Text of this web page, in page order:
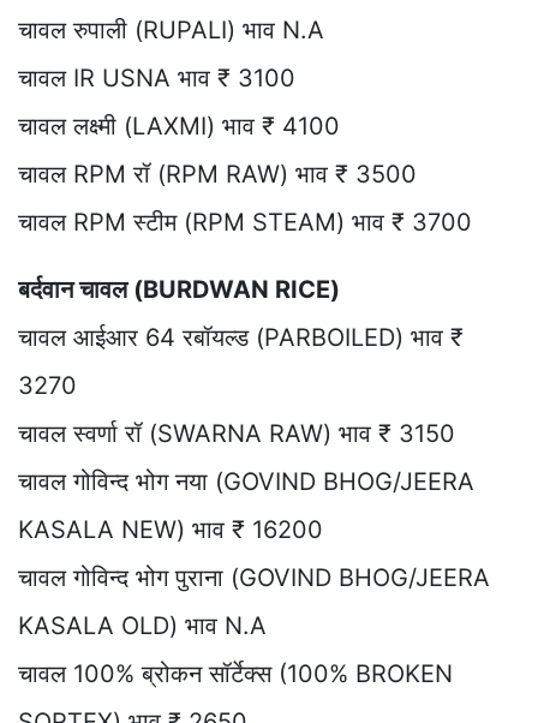
चावल रुपाली (RUPALI) भाव N.A
चावल IR USNA भाव ₹ 3100
चावल लक्ष्मी (LAXMI) भाव ₹ 4100
चावल RPM रॉ (RPM RAW) भाव ₹ 3500
चावल RPM स्टीम (RPM STEAM) भाव ₹ 3700
बर्दवान चावल (BURDWAN RICE)
चावल आईआर 64 रबॉयल्ड (PARBOILED) भाव ₹
3270
चावल स्वर्णा रॉ (SWARNA RAW) भाव ₹ 3150
चावल गोविन्द भोग नया (GOVIND BHOG/JEERA
KASALA NEW) भाव ₹ 16200
चावल गोविन्द भोग पुराना (GOVIND BHOG/JEERA
KASALA OLD) भाव N.A
चावल 100% ब्रोकन सॉर्टेक्स (100% BROKEN